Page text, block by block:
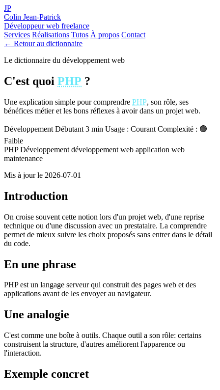
JP
Colin Jean-Patrick
Développeur web freelance
Services Réalisations Tutos À propos Contact
← Retour au dictionnaire
Le dictionnaire du développement web
C'est quoi PHP ?
Une explication simple pour comprendre PHP, son rôle, ses
bénéfices métier et les bons réflexes à avoir dans un projet web.
Développement Débutant 3 min Usage : Courant Complexité : 🟢
Faible
PHP Développement développement web application web
maintenance
Mis à jour le 2026-07-01
Introduction
On croise souvent cette notion lors d'un projet web, d'une reprise
technique ou d'une discussion avec un prestataire. La comprendre
permet de mieux suivre les choix proposés sans entrer dans le détail
du code.
En une phrase
PHP est un langage serveur qui construit des pages web et des
applications avant de les envoyer au navigateur.
Une analogie
C'est comme une boîte à outils. Chaque outil a son rôle: certains
construisent la structure, d'autres améliorent l'apparence ou
l'interaction.
Exemple concret